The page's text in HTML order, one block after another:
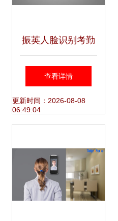
振英人脸识别考勤
机 智慧考勤，高效
管理新时代
查看详情
更新时间：2026-08-08
06:49:04